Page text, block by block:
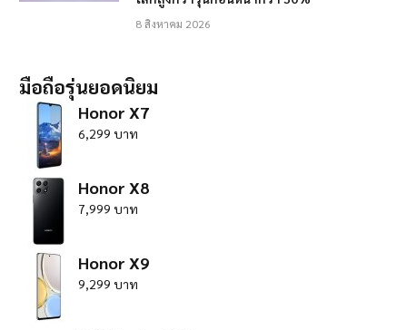
8 สิงหาคม 2026
มือถือรุ่นยอดนิยม
Honor X7
6,299 บาท
Honor X8
7,999 บาท
Honor X9
9,299 บาท